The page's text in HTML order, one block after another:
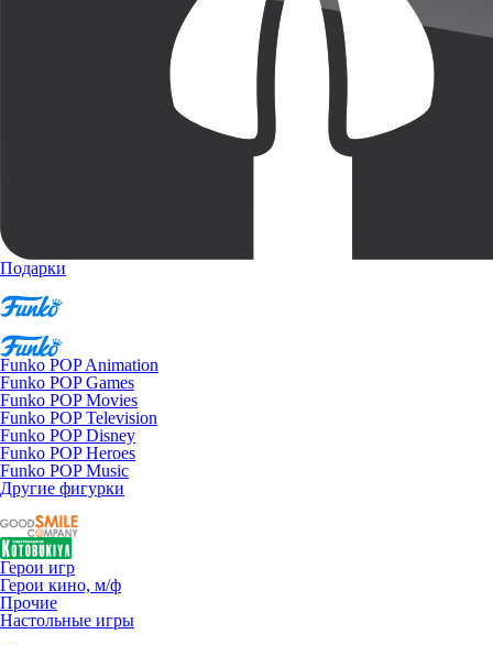
Подарки
Funko POP Animation
Funko POP Games
Funko POP Movies
Funko POP Television
Funko POP Disney
Funko POP Heroes
Funko POP Music
Другие фигурки
Герои игр
Герои кино, м/ф
Прочие
Настольные игры